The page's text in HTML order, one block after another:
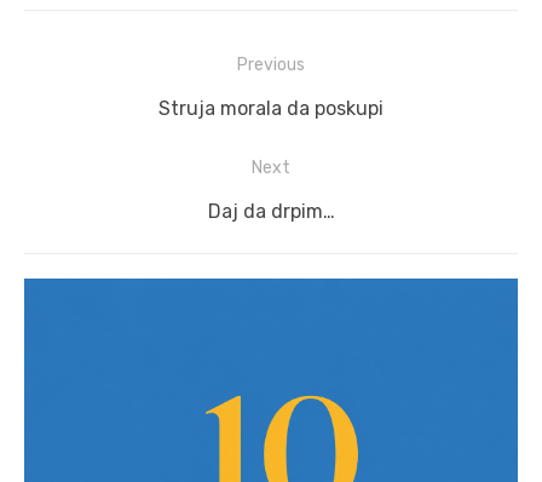
navigation
Previous
Previous
Struja morala da poskupi
Next
Next
Daj da drpim…